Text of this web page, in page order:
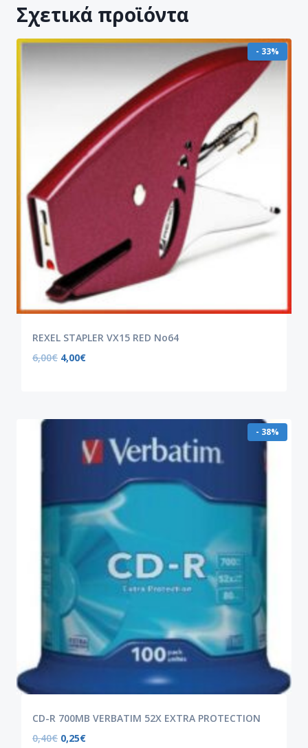
Σχετικά προϊόντα
- 33%
REXEL STAPLER VX15 RED No64
6,00€ 4,00€
- 38%
CD-R 700MB VERBATIM 52X EXTRA PROTECTION
0,40€ 0,25€